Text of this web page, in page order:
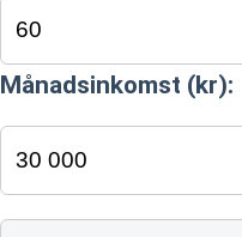
Månadsinkomst (kr):